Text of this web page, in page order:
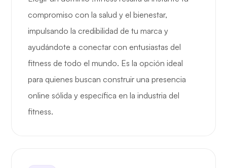
compromiso con la salud y el bienestar,
impulsando la credibilidad de tu marca y
ayudándote a conectar con entusiastas del
fitness de todo el mundo. Es la opción ideal
para quienes buscan construir una presencia
online sólida y específica en la industria del
fitness.